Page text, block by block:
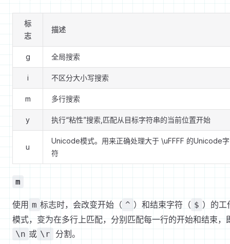
标
志
描述
g 全局搜索
i 不区分大小写搜索
m 多行搜索
y 执行“粘性”搜索,匹配从目标字符串的当前位置开始
u
Unicode模式。用来正确处理大于 \uFFFF 的Unicode字
符
m
使用 m 标志时，会改变开始（ ^ ）和结束字符（ $ ）的工
模式，变为在多行上匹配，分别匹配每一行的开始和结束，
\n 或 \r 分割。